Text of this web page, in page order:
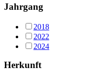
Jahrgang
2018
2022
2024
Herkunft